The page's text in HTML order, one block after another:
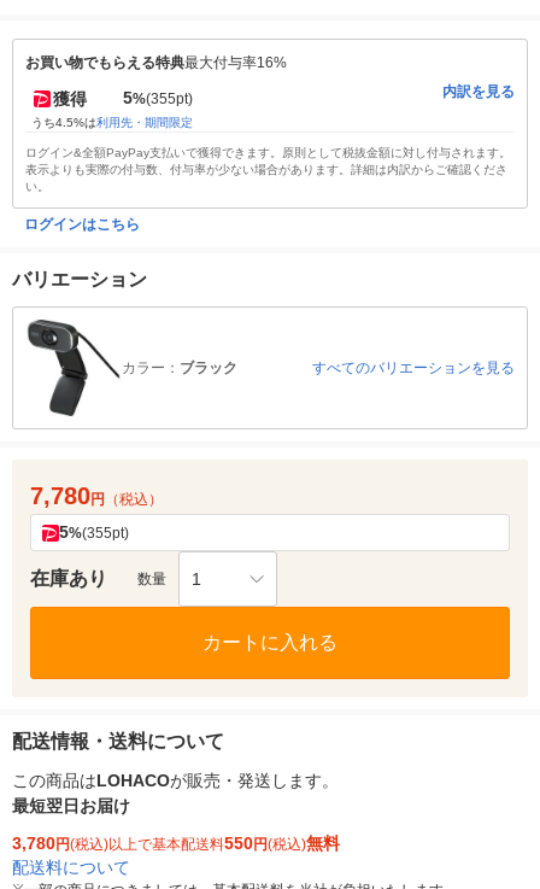
お買い物でもらえる特典最大付与率16%
獲得 5%(355pt)
うち4.5%は利用先・期間限定
内訳を見る
ログイン&全額PayPay支払いで獲得できます。原則として税抜金額に対し付与されます。
表示よりも実際の付与数、付与率が少ない場合があります。詳細は内訳からご確認くださ
い。
ログインはこちら
バリエーション
カラー： ブラック すべてのバリエーションを見る
7,780円 （税込）
5%(355pt)
在庫あり 数量 1
カートに入れる
配送情報・送料について
この商品はLOHACOが販売・発送します。
最短翌日お届け
3,780円(税込)以上で基本配送料550円(税込)無料
配送料について